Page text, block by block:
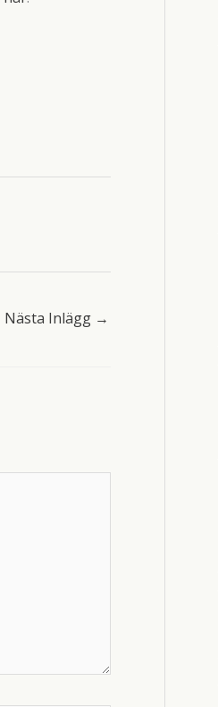
Nästa Inlägg →